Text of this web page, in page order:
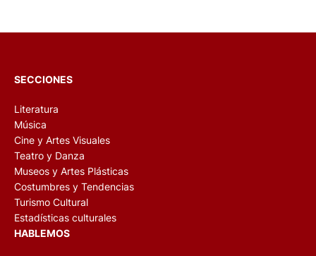
SECCIONES
Literatura
Música
Cine y Artes Visuales
Teatro y Danza
Museos y Artes Plásticas
Costumbres y Tendencias
Turismo Cultural
Estadísticas culturales
HABLEMOS